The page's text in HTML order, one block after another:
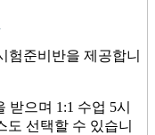
험준비반을 제공합니
받으며 1:1 수업 5시
도 선택할 수 있습니